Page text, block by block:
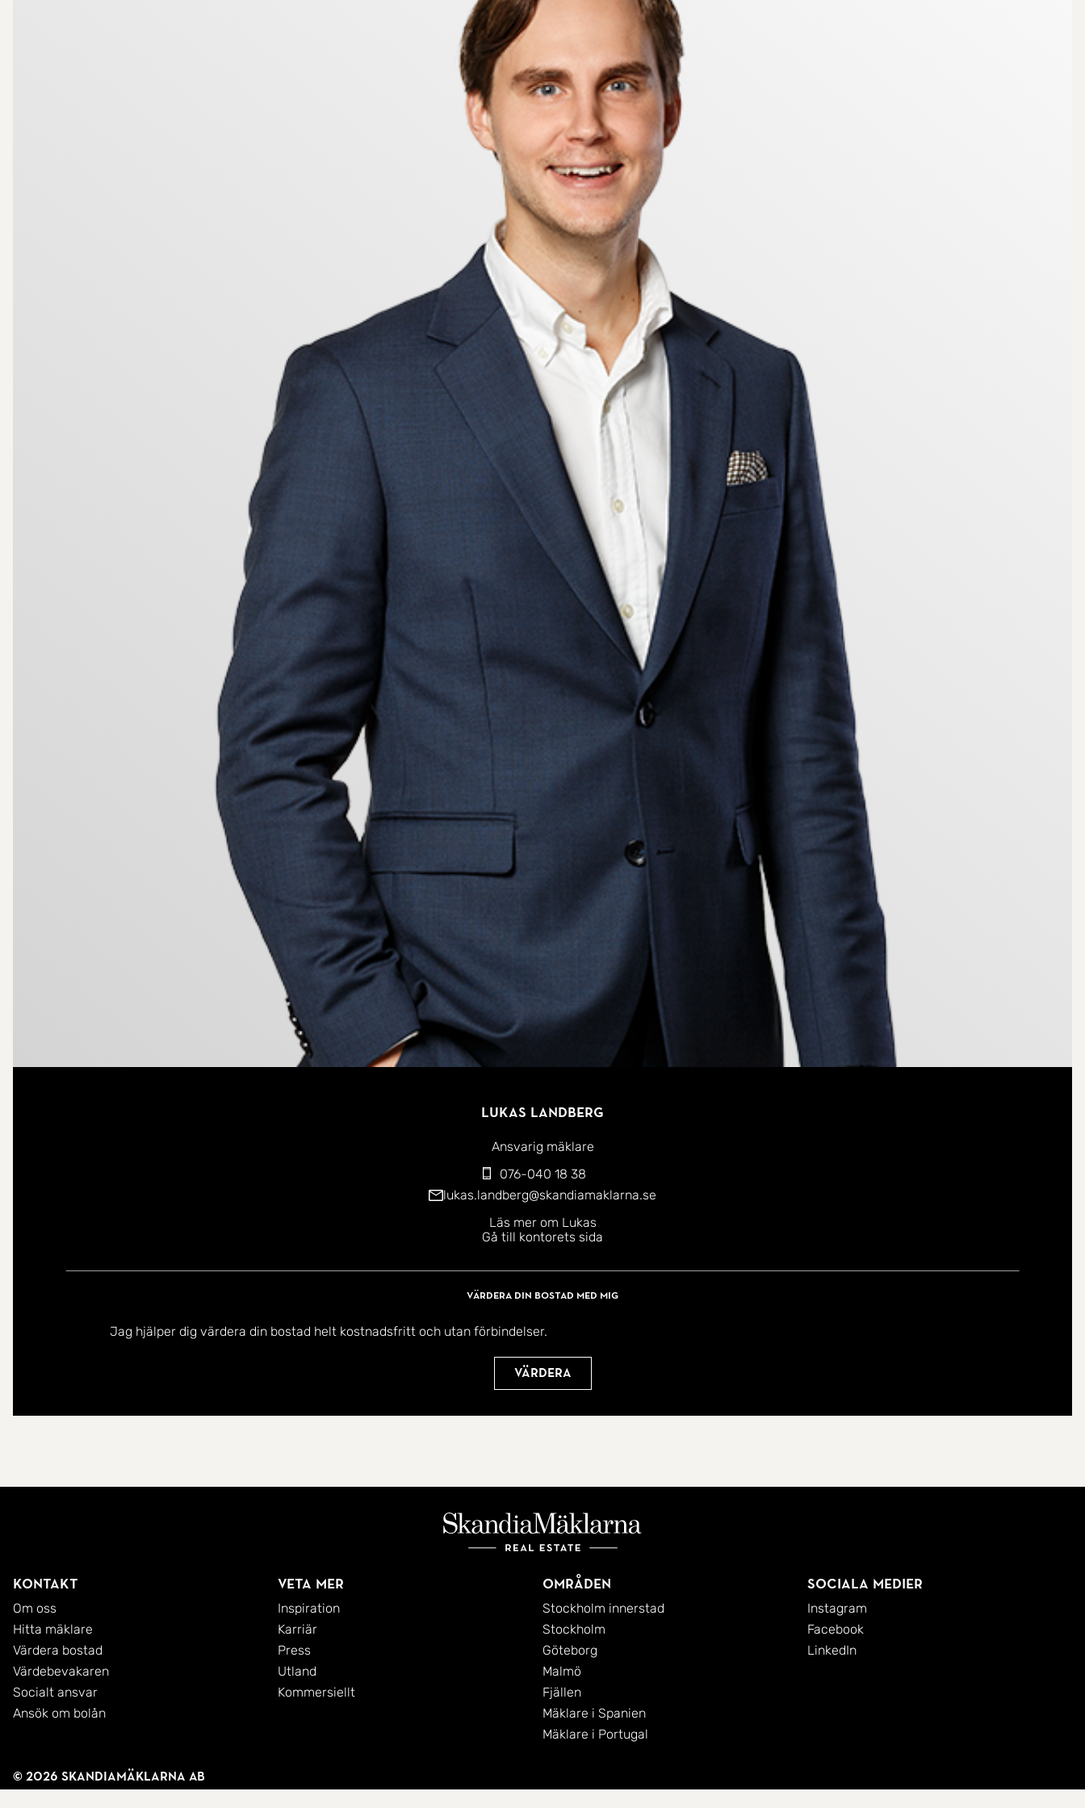
Lukas Landberg
Ansvarig mäklare
076-040 18 38
lukas.landberg@skandiamaklarna.se
Läs mer om Lukas
Gå till kontorets sida
Värdera din bostad med mig
Jag hjälper dig värdera din bostad helt kostnadsfritt och utan förbindelser.
Värdera
Kontakt
Om oss
Hitta mäklare
Värdera bostad
Värdebevakaren
Socialt ansvar
Ansök om bolån
Veta mer
Inspiration
Karriär
Press
Utland
Kommersiellt
Områden
Stockholm innerstad
Stockholm
Göteborg
Malmö
Fjällen
Mäklare i Spanien
Mäklare i Portugal
Sociala medier
Instagram
Facebook
LinkedIn
© 2026 SkandiaMäklarna AB